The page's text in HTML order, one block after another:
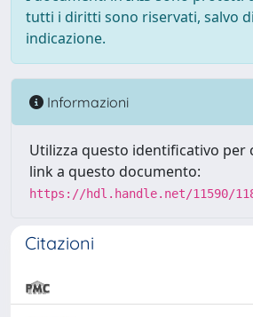
tutti i diritti sono riservati, salvo
indicazione.
Informazioni
Utilizza questo identificativo per
link a questo documento:
https://hdl.handle.net/11590/
Citazioni